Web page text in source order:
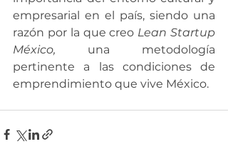
empresarial en el país, siendo una
razón por la que creo Lean Startup
México, una metodología
pertinente a las condiciones de
emprendimiento que vive México.